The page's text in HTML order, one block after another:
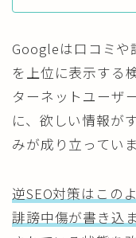
Googleは口コミや
を上位に表示する
ターネットユーザ
に、欲しい情報が
みが成り立っていま
逆SEO対策はこの
誹謗中傷が書き込